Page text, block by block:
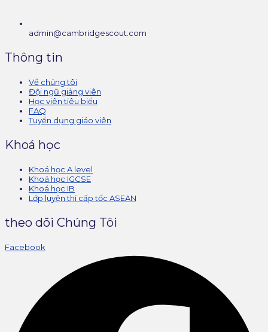
admin@cambridgescout.com
Thông tin
Về chúng tôi
Đội ngũ giảng viên
Học viên tiêu biểu
FAQ
Tuyển dụng giáo viên
Khoá học
Khoá học A level
Khoá học IGCSE
Khoá học IB
Lớp luyện thi cấp tốc ASEAN
theo dõi Chúng Tôi
Facebook